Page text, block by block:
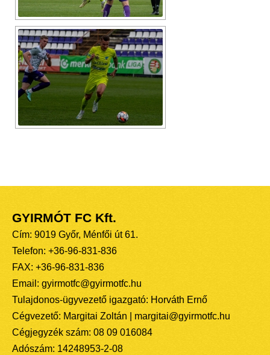
GYIRMÓT FC Kft.
Cím: 9019 Győr, Ménfői út 61.
Telefon: +36-96-831-836
FAX: +36-96-831-836
Email: gyirmotfc@gyirmotfc.hu
Tulajdonos-ügyvezető igazgató: Horváth Ernő
Cégvezető: Margitai Zoltán | margitai@gyirmotfc.hu
Cégjegyzék szám: 08 09 016084
Adószám: 14248953-2-08